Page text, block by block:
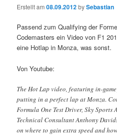
Erstellt am08.09.2012bySebastian
Passend zum Qualifying der
Codemasters ein Video von F1
eine Hotlap in Monza, was sonst.
Von Youtube:
The Hot Lap video, featuring in-
putting in a perfect lap at Monza.
Formula One Test Driver, Sky Sports
Technical Consultant Anthony
on where to gain extra speed and